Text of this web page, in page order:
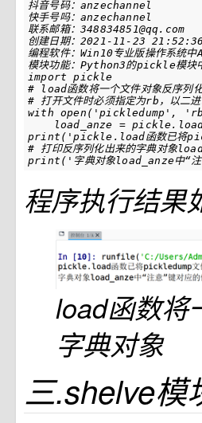
import
pickle
# load函数将一个文件对象反序列
# 打开文件时必须指定为rb，以二进
with open ( 'pickledump' ,
load_anze = pickle.
print ( 'pickle.load函数已将
# 打印反序列化出来的字典对象
print ( '字典对象load_anze中“
程序执行结果
load函数将
字典对象
三.shelve模